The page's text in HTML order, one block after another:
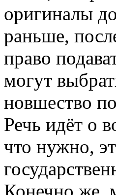
оригиналы
раньше,
право
могут
новшество
Речь идёт о
что нужно,
Конечно же,